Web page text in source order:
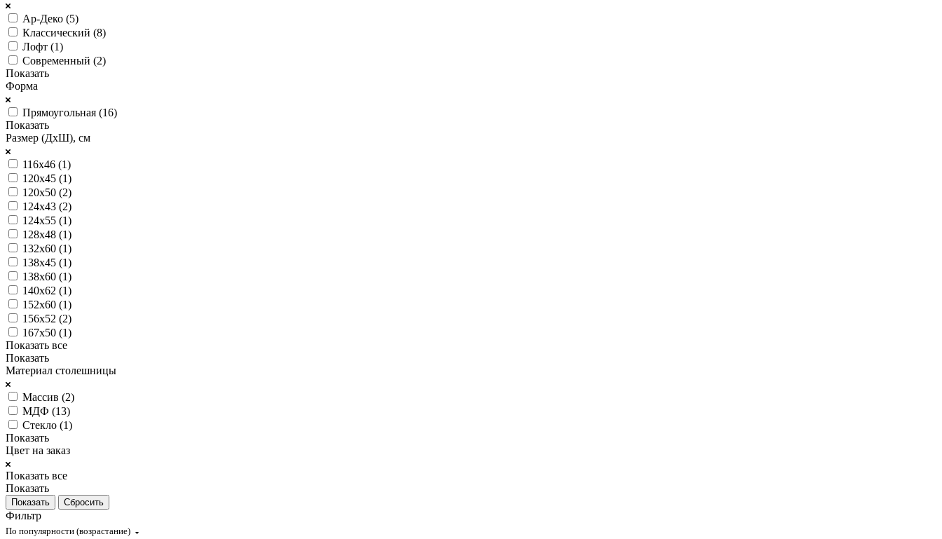
Ар-Деко (5)
Классический (8)
Лофт (1)
Современный (2)
Показать
Форма
Прямоугольная (16)
Показать
Размер (ДхШ), см
116х46 (1)
120х45 (1)
120х50 (2)
124х43 (2)
124х55 (1)
128х48 (1)
132х60 (1)
138х45 (1)
138х60 (1)
140х62 (1)
152х60 (1)
156х52 (2)
167х50 (1)
Показать все
Показать
Материал столешницы
Массив (2)
МДФ (13)
Стекло (1)
Показать
Цвет на заказ
Показать все
Показать
Сбросить
Фильтр
По популярности (возрастание)